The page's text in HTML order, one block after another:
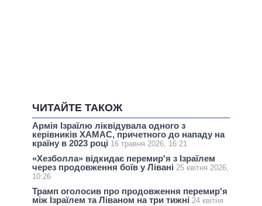
ЧИТАЙТЕ ТАКОЖ
Армія Ізраїлю ліквідувала одного з
керівників ХАМАС, причетного до нападу на
країну в 2023 році 16 травня 2026, 16:21
«Хезболла» відкидає перемир'я з Ізраїлем
через продовження боїв у Лівані 25 квітня 2026,
10:26
Трамп оголосив про продовження перемир'я
між Ізраїлем та Ліваном на три тижні 24 квітня